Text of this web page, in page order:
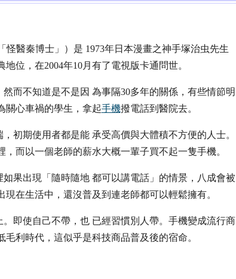
怪醫秦博士」）是 1973年日本漫畫之神手塚治虫先生
位，在2004年10月有了電視版卡通問世。
而不知道是不是因 為事隔30多年的關係，有些情節明
關心車禍的學生，拿起手機撥電話到醫院去。
初期使用者都是能 承受高價與大體積不方便的人士。
而以一個老師的薪水大概一輩子買不起一隻手機。
果出現「隨時隨地 都可以講電話」的情景，八成會被
在生活中，還沒普及到連老師都可以輕鬆擁有。
即使自己不帶，也 已經習慣別人帶。手機變成流行商
利時代，這似乎是科技商品普及後的宿命。